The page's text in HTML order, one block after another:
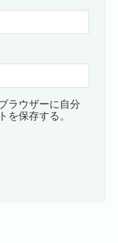
ラウザーに自分
を保存する。